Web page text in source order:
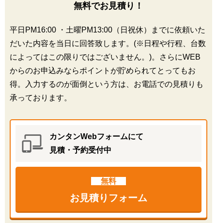
無料でお見積り！
平日PM16:00 ・土曜PM13:00（日祝休）までに依頼いた
だいた内容を当日に回答致します。(※日程や行程、台数
によってはこの限りではございません。)。さらにWEB
からのお申込みならポイントが貯められてとってもお
得。入力するのが面倒という方は、お電話での見積りも
承っております。
カンタンWebフォームにて
見積・予約受付中
無料
お見積りフォーム